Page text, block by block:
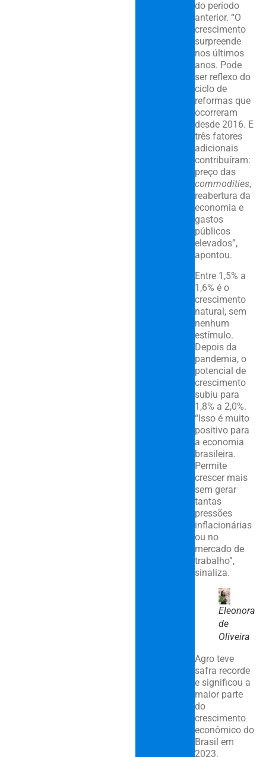
do período
anterior. “O
crescimento
surpreende
nos últimos
anos. Pode
ser reflexo do
ciclo de
reformas que
ocorreram
desde 2016. E
três fatores
adicionais
contribuíram:
preço das
commodities,
reabertura da
economia e
gastos
públicos
elevados”,
apontou.
Entre 1,5% a
1,6% é o
crescimento
natural, sem
nenhum
estímulo.
Depois da
pandemia, o
potencial de
crescimento
subiu para
1,8% a 2,0%.
“Isso é muito
positivo para
a economia
brasileira.
Permite
crescer mais
sem gerar
tantas
pressões
inflacionárias
ou no
mercado de
trabalho”,
sinaliza.
Eleonora
de
Oliveira
Agro teve
safra recorde
e significou a
maior parte
do
crescimento
econômico do
Brasil em
2023.